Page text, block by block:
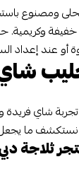
ومصنوع
وكريمية.
أو عند إعداد
شاي
شاي فريدة
نستكشف ما
ثلاجة